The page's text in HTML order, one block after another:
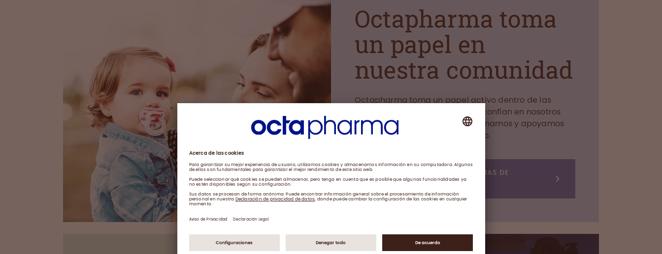
Octapharma toma
un papel en
nuestra comunidad
Octapharma toma un papel activo dentro de las
comunidades de personas que confían en nosotros
para sus medicamentos. Patrocinamos y apoyamos
organizaciones en todo el mundo.
CONOZCA NUESTROS PROGRAMAS DE
COMPROMISO DEL PACIENTE